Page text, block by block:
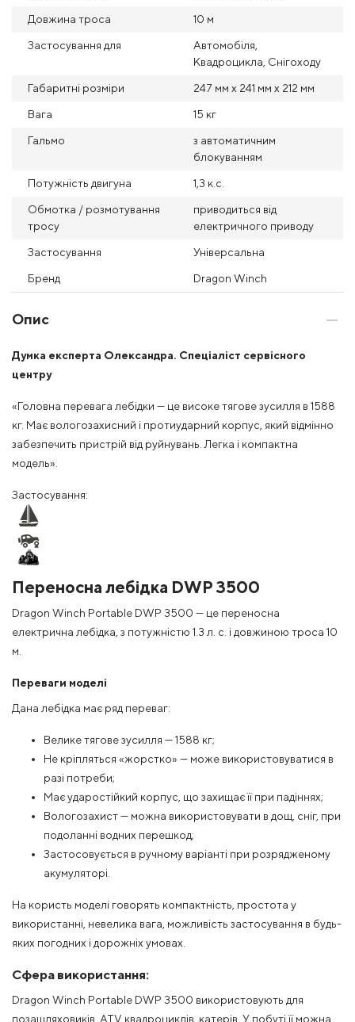
Довжина троса 10 м
Застосування для
Автомобіля,
Квадроцикла, Снігоходу
Габаритні розміри 247 мм x 241 мм x 212 мм
Вага 15 кг
Гальмо
з автоматичним
блокуванням
Потужність двигуна 1,3 к.с.
Обмотка / розмотування
тросу
приводиться від
електричного приводу
Застосування Універсальна
Бренд Dragon Winch
Опис
Думка експерта Олександра. Спеціаліст сервісного
центру
«Головна перевага лебідки — це високе тягове зусилля в 1588
кг. Має вологозахисний і протиударний корпус, який відмінно
забезпечить пристрій від руйнувань. Легка і компактна
модель».
Застосування:
Переносна лебідка DWP 3500
Dragon Winch Portable DWP 3500 — це переносна
електрична лебідка, з потужністю 1.3 л. с. і довжиною троса 10
м.
Переваги моделі
Дана лебідка має ряд переваг:
Велике тягове зусилля — 1588 кг;
Не кріпляться «жорстко» — може використовуватися в
разі потреби;
Має ударостійкий корпус, що захищає її при падіннях;
Вологозахист — можна використовувати в дощ, сніг, при
подоланні водних перешкод;
Застосовується в ручному варіанті при розрядженому
акумуляторі.
На користь моделі говорять компактність, простота у
використанні, невелика вага, можливість застосування в будь-
яких погодних і дорожніх умовах.
Сфера використання:
Dragon Winch Portable DWP 3500 використовують для
позашляховиків, ATV квадроциклів, катерів. У побуті її можна